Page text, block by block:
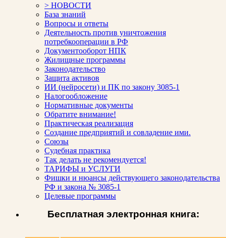
> НОВОСТИ
База знаний
Вопросы и ответы
Деятельность против уничтожения
потребкооперации в РФ
Документооборот НПК
Жилищные программы
Законодательство
Защита активов
ИИ (нейросети) и ПК по закону 3085-1
Налогообложение
Нормативные документы
Обратите внимание!
Практическая реализация
Создание предприятий и совладение ими.
Союзы
Судебная практика
Так делать не рекомендуется!
ТАРИФЫ и УСЛУГИ
Фишки и нюансы действующего законодательства
РФ и закона № 3085-1
Целевые программы
Бесплатная электронная книга: